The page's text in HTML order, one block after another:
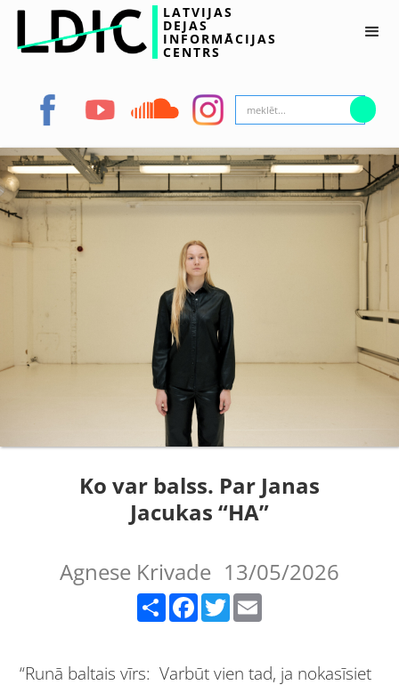
LATVIJAS
DEJAS
INFORMĀCIJAS
CENTRS
Ko var balss. Par Janas
Jacukas “HA”
Agnese Krivade 13/05/2026
Facebook Twitter
“Runā baltais vīrs: Varbūt vien tad, ja nokasīsiet